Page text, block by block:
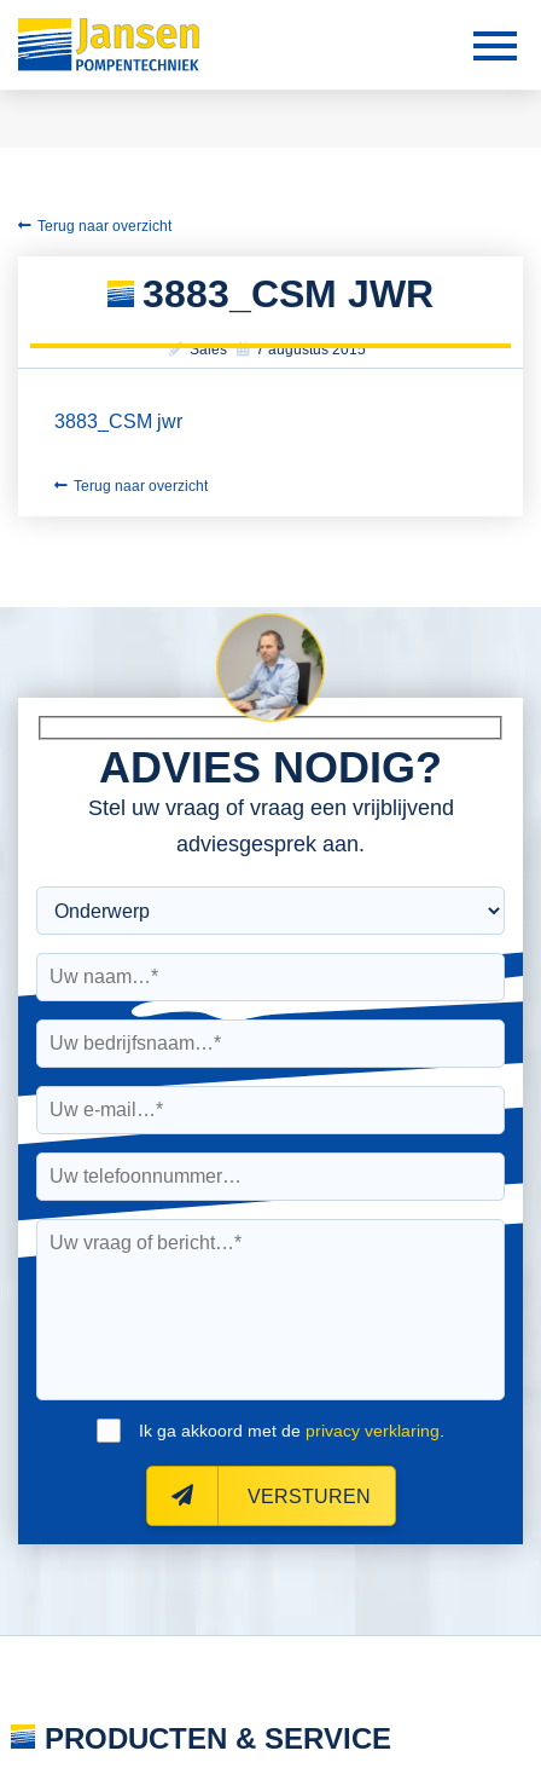
Terug naar overzicht
3883_CSM JWR
Sales 7 augustus 2015
3883_CSM jwr
Terug naar overzicht
ADVIES NODIG?
Stel uw vraag of vraag een vrijblijvend
adviesgesprek aan.
Ik ga akkoord met de privacy verklaring
VERSTUREN
PRODUCTEN & SERVICE